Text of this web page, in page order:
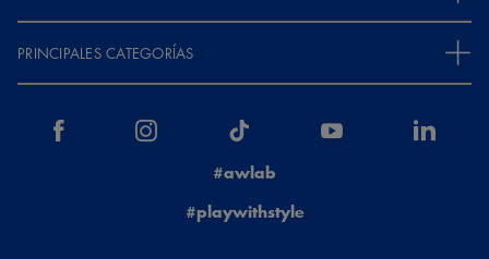
PRINCIPALES CATEGORÍAS
#awlab
#playwithstyle